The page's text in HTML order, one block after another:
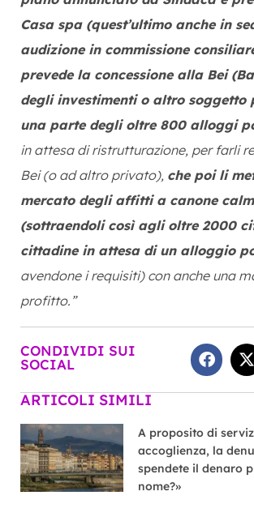
Casa spa (quest’ultimo anche in
audizione in commissione
prevede la concessione alla Bei
degli investimenti o altro soggetto
una parte degli oltre 800 alloggi
in attesa di ristrutturazione, per farli
Bei (o ad altro privato), che poi li
mercato degli affitti a canone
(sottraendoli così agli oltre 2000
cittadine in attesa di un alloggio
avendone i requisiti) con anche una
profitto.”
CONDIVIDI SUI
SOCIAL
ARTICOLI SIMILI
A proposito di
accoglienza, la
spendete il denaro
nome?»